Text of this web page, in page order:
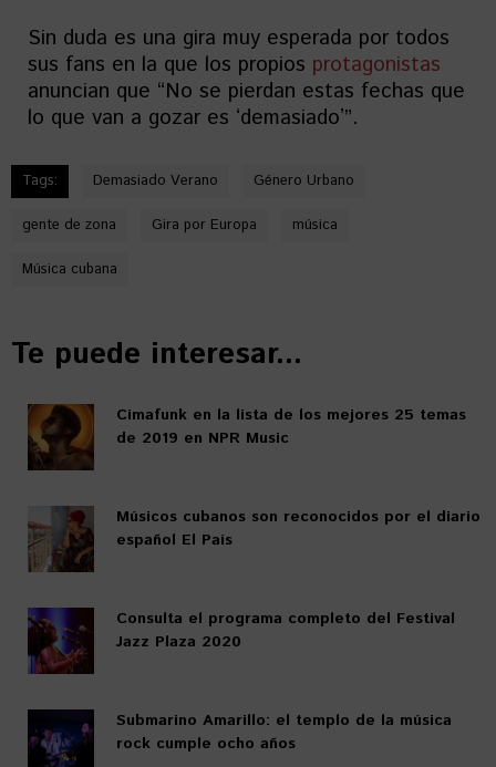
Sin duda es una gira muy esperada por todos
sus fans en la que los propios protagonistas
anuncian que “No se pierdan estas fechas que
lo que van a gozar es ʻdemasiadoʼ”.
Tags: Demasiado Verano Género Urbano
gente de zona Gira por Europa música
Música cubana
Te puede interesar...
Cimafunk en la lista de los mejores 25 temas
de 2019 en NPR Music
Músicos cubanos son reconocidos por el diario
español El País
Consulta el programa completo del Festival
Jazz Plaza 2020
Submarino Amarillo: el templo de la música
rock cumple ocho años